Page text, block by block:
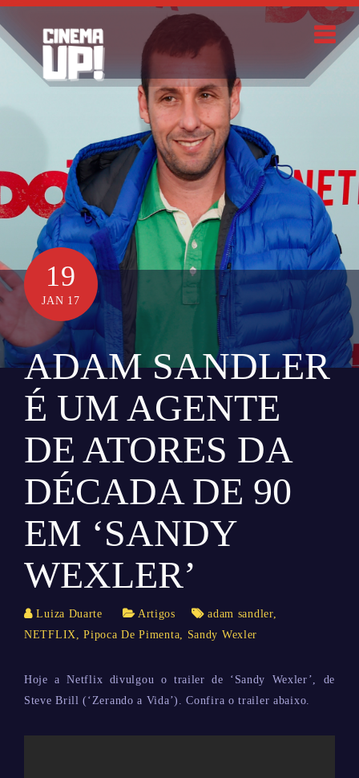
Skip
to
content
Search
19
JAN 17
ADAM SANDLER
É UM AGENTE
DE ATORES DA
DÉCADA DE 90
EM ‘SANDY
WEXLER’
Luiza Duarte Artigos adam sandler,
NETFLIX,Pipoca De Pimenta, Sandy Wexler
Hoje a Netflix divulgou o trailer de ‘Sandy Wexler’, de
Steve Brill (‘Zerando a Vida’). Confira o trailer abaixo.